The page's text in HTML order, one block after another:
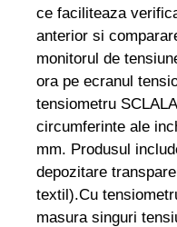
ce faciliteaza
anterior si
monitorul de
ora pe ecranul
tensiometru
circumferinte ale
mm. Produsul
depozitare
textil).Cu
masura singuri